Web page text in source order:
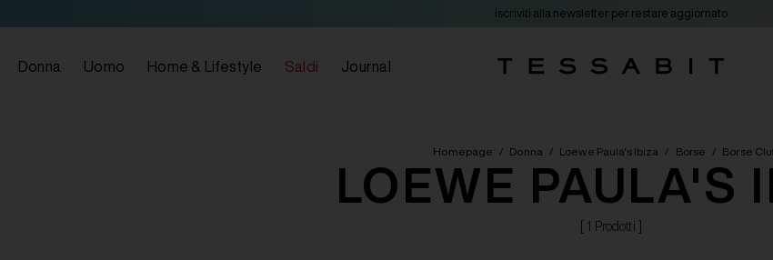
iscriviti alla newsletter per restare aggiornato
Donna Uomo Home & Lifestyle Saldi Journal
Homepage / Donna / Loewe Paula's Ibiza / Borse / Borse
LOEWE PAULA'S
[ 1 Prodotti ]